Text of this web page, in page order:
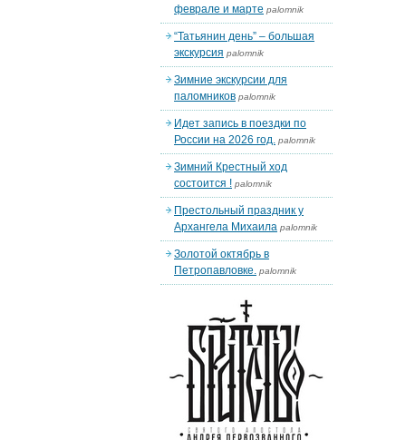
феврале и марте palomnik
“Татьянин день” – большая
экскурсия palomnik
Зимние экскурсии для
паломников palomnik
Идет запись в поездки по
России на 2026 год. palomnik
Зимний Крестный ход
состоится ! palomnik
Престольный праздник у
Архангела Михаила palomnik
Золотой октябрь в
Петропавловке. palomnik